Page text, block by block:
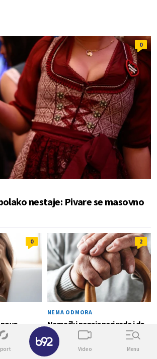
0
nestaje: Pivare se masovno
0
i
2
NEMA ODMORA
Nemački penzioneri rade i do
74 godine
Video Menu
✕